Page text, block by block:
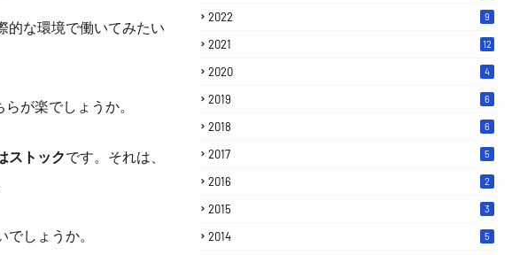
的な環境で働いてみたい
が楽でしょうか。
ストックです。それは、
しょうか。
2022 9
2021 12
2020 4
2019 6
2018 6
2017 5
2016 2
2015 3
2014 5